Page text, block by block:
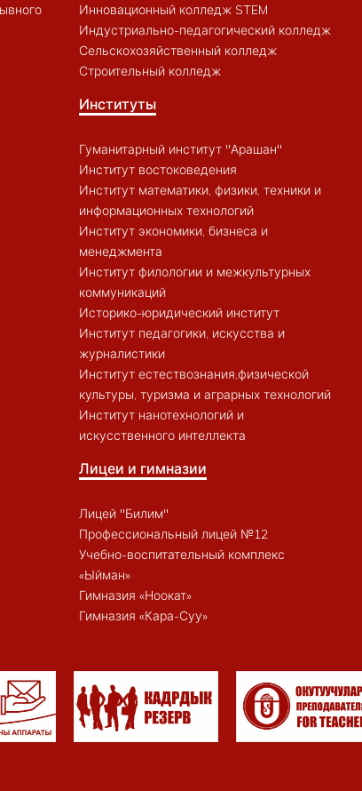
Инновационный колледж STEM
Индустриально-педагогический колледж
Сельскохозяйственный колледж
Строительный колледж
Институты
Гуманитарный институт "Арашан"
Институт востоковедения
Институт математики, физики, техники и
информационных технологий
Институт экономики, бизнеса и
менеджмента
Институт филологии и межкультурных
коммуникаций
Историко-юридический институт
Институт педагогики, искусства и
журналистики
Институт естествознания,физической
культуры, туризма и аграрных технологий
Институт нанотехнологий и
искусственного интеллекта
Лицеи и гимназии
Лицей "Билим"
Профессиональный лицей №12
Учебно-воспитательный комплекс
«Ыйман»
Гимназия «Ноокат»
Гимназия «Кара-Суу»